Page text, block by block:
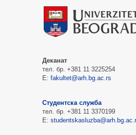
Деканат
тел. бр. +381 11 3225254
Е: fakultet@arh.bg.ac.rs
Студентска служба
тел. бр. +381 11 3370199
Е: